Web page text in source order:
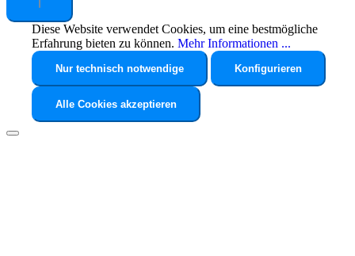
Diese Website verwendet Cookies, um eine bestmögliche
Erfahrung bieten zu können. Mehr Informationen ...
Nur technisch notwendige Konfigurieren
Alle Cookies akzeptieren